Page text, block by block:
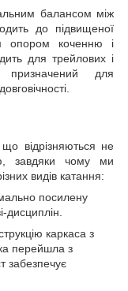
балансом між
до підвищеної
опором коченню і
для трейлових і
призначений для
відрізняються не
завдяки чому ми
видів катання:
посилену
дисциплін.
каркаса з
перейшла з
забезпечує